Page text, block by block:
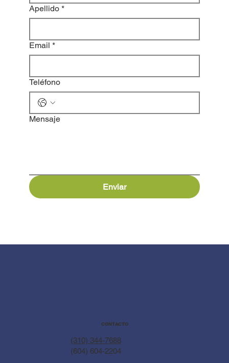
Apellido *
Email *
Teléfono
Mensaje
Enviar
CONTACTO
(310) 344-7688
(604) 604-2204